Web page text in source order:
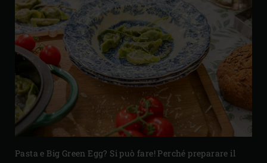
Pasta e Big Green Egg? Si può fare! Perché preparare il